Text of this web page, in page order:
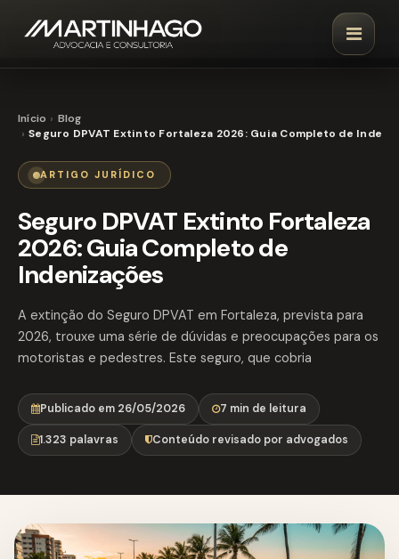
Início
Blog
Seguro DPVAT Extinto Fortaleza 2026: Guia Completo de
ARTIGO JURÍDICO
Seguro DPVAT Extinto Fortaleza
2026: Guia Completo de
Indenizações
A extinção do Seguro DPVAT em Fortaleza, prevista para
2026, trouxe uma série de dúvidas e preocupações para os
motoristas e pedestres. Este seguro, que cobria
Publicado em 26/05/2026 7 min de leitura
1.323 palavras Conteúdo revisado por advogados